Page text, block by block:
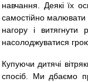
навчання. Деякі їх
самостійно малювати
нагору і
насолоджуватися
Купуючи дитячі
спосіб. Ми дбаємо